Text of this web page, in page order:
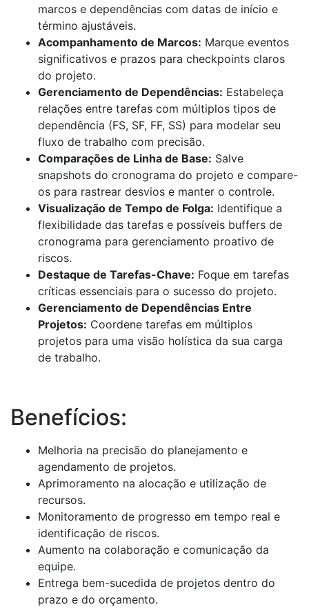
marcos e dependências com datas de início e
término ajustáveis.
Acompanhamento de Marcos: Marque eventos
significativos e prazos para checkpoints claros
do projeto.
Gerenciamento de Dependências: Estabeleça
relações entre tarefas com múltiplos tipos de
dependência (FS, SF, FF, SS) para modelar seu
fluxo de trabalho com precisão.
Comparações de Linha de Base: Salve
snapshots do cronograma do projeto e compare-
os para rastrear desvios e manter o controle.
Visualização de Tempo de Folga: Identifique a
flexibilidade das tarefas e possíveis buffers de
cronograma para gerenciamento proativo de
riscos.
Destaque de Tarefas-Chave: Foque em tarefas
críticas essenciais para o sucesso do projeto.
Gerenciamento de Dependências Entre
Projetos: Coordene tarefas em múltiplos
projetos para uma visão holística da sua carga
de trabalho.
Benefícios:
Melhoria na precisão do planejamento e
agendamento de projetos.
Aprimoramento na alocação e utilização de
recursos.
Monitoramento de progresso em tempo real e
identificação de riscos.
Aumento na colaboração e comunicação da
equipe.
Entrega bem-sucedida de projetos dentro do
prazo e do orçamento.